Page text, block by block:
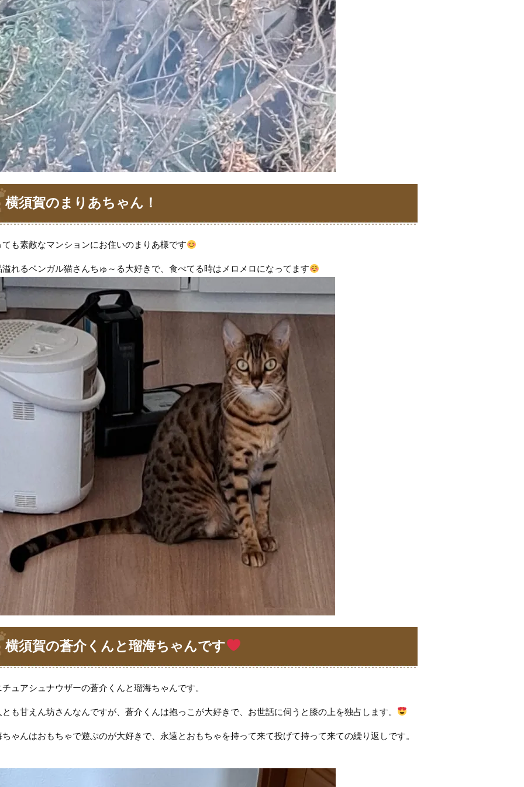
横須賀のまりあちゃん！
ても素敵なマンションにお住いのまりあ様です
溢れるベンガル猫さんちゅ～る大好きで、食べてる時はメロメロになってます
横須賀の蒼介くんと瑠海ちゃんです
ュアシュナウザーの蒼介くんと瑠海ちゃんです。
とも甘えん坊さんなんですが、蒼介くんは抱っこが大好きで、お世話に伺うと膝の上を独占します。
ちゃんはおもちゃで遊ぶのが大好きで、永遠とおもちゃを持って来て投げて持って来ての繰り返しです。